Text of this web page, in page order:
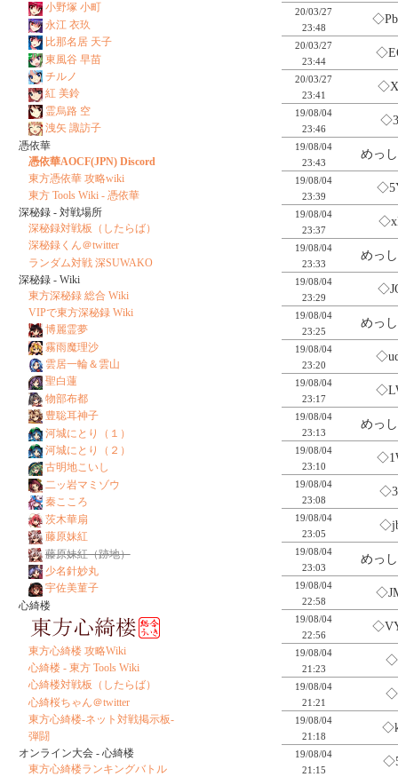
20/03/27
23:48
20/03/27
23:44
20/03/27
23:41
19/08/04
23:46
19/08/04
23:43
めっ
19/08/04
23:39
19/08/04
23:37
19/08/04
23:33
めっ
19/08/04
23:29
19/08/04
23:25
めっ
19/08/04
23:20
19/08/04
23:17
19/08/04
23:13
めっ
19/08/04
23:10
19/08/04
23:08
19/08/04
23:05
19/08/04
23:03
めっ
19/08/04
22:58
19/08/04
22:56
19/08/04
21:23
19/08/04
21:21
19/08/04
21:18
19/08/04
21:15
小野塚 小町
永江 衣玖
比那名居 天子
東風谷 早苗
チルノ
紅 美鈴
霊烏路 空
洩矢 諏訪子
憑依華
憑依華AOCF(JPN) Discord
東方憑依華 攻略wiki
東方 Tools Wiki - 憑依華
深秘録 - 対戦場所
深秘録対戦板（したらば）
深秘録くん＠twitter
ランダム対戦 深SUWAKO
深秘録 - Wiki
東方深秘録 総合 Wiki
VIPで東方深秘録 Wiki
博麗霊夢
霧雨魔理沙
雲居一輪＆雲山
聖白蓮
物部布都
豊聡耳神子
河城にとり（１）
河城にとり（２）
古明地こいし
二ッ岩マミゾウ
秦こころ
茨木華扇
藤原妹紅
藤原妹紅（跡地）
少名針妙丸
宇佐美菫子
心綺楼
東方心綺楼 攻略Wiki
心綺楼 - 東方 Tools Wiki
心綺楼対戦板（したらば）
心綺桜ちゃん＠twitter
東方心綺楼-ネット対戦掲示板-
弾闘
オンライン大会 - 心綺楼
東方心綺楼ランキングバトル